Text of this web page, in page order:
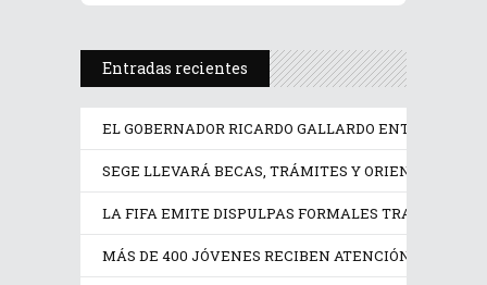
Entradas recientes
EL GOBERNADOR RICARDO GALLARDO ENTREGA
SEGE LLEVARÁ BECAS, TRÁMITES Y ORIENTACIÓN
LA FIFA EMITE DISPULPAS FORMALES TRAS LA
MÁS DE 400 JÓVENES RECIBEN ATENCIÓN